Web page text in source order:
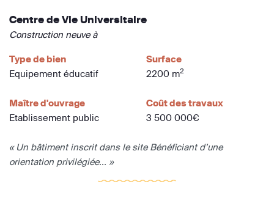
Centre de Vie Universitaire
Construction neuve à
Type de bien
Equipement éducatif
Surface
2200 m2
Maître d'ouvrage
Etablissement public
Coût des travaux
3 500 000€
« Un bâtiment inscrit dans le site Bénéficiant d’une
orientation privilégiée... »